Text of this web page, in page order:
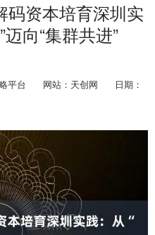
码资本培育深圳实
向“集群共进”
平台 网站：天创网
日期：